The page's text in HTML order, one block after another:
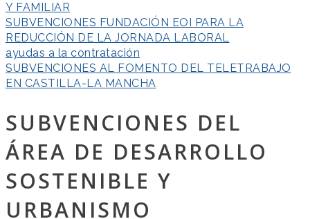
Y FAMILIAR
SUBVENCIONES FUNDACIÓN EOI PARA LA
REDUCCIÓN DE LA JORNADA LABORAL
ayudas a la contratación
SUBVENCIONES AL FOMENTO DEL TELETRABAJO
EN CASTILLA-LA MANCHA
SUBVENCIONES DEL
ÁREA DE DESARROLLO
SOSTENIBLE Y
URBANISMO